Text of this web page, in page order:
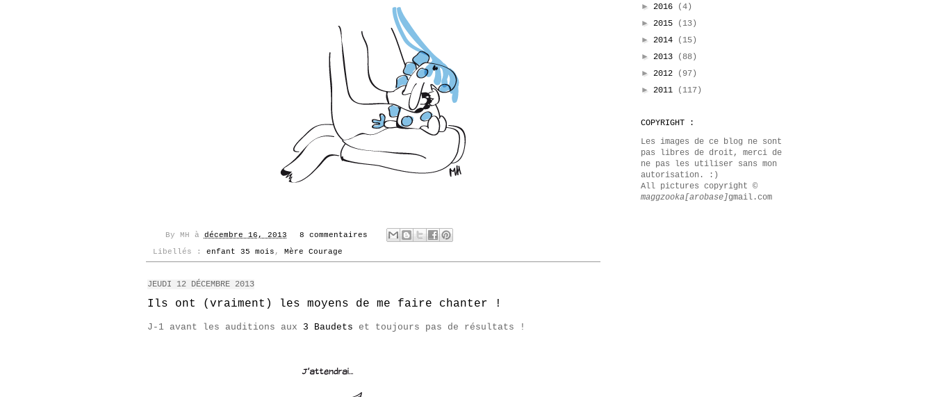
By MH à décembre 16, 2013
8 commentaires
Libellés : enfant 35 mois , Mère Courage
JEUDI 12 DÉCEMBRE 2013
Ils ont (vraiment) les moyens de me faire chanter !
J-1 avant les auditions aux 3 Baudets et toujours pas de résultats !
► 2016
(4)
► 2015
(13)
► 2014
(15)
► 2013
(88)
► 2012
(97)
► 2011 (117)
COPYRIGHT :
Les images de ce blog ne sont
pas libres de droit, merci de
ne pas les utiliser sans mon
autorisation. :)
All pictures copyright ©
maggzooka[arobase]gmail.com